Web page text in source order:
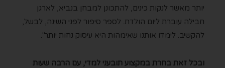
יותר מאשר לנקות כינים, להתכונן למבחן בנביא, לארגן
חבילה עוברת ליום הולדת. לספר סיפור לפני השינה, לבשל,
להקשיב. לימדו אותנו שאימהות היא עיסוק נחות יותר".
ובכל זאת בחרת במקצוע תובעני למדי, עם הרבה שעות